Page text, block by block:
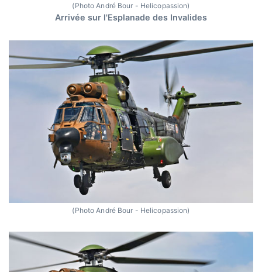
(Photo André Bour - Helicopassion)
Arrivée sur l'Esplanade des Invalides
(Photo André Bour - Helicopassion)